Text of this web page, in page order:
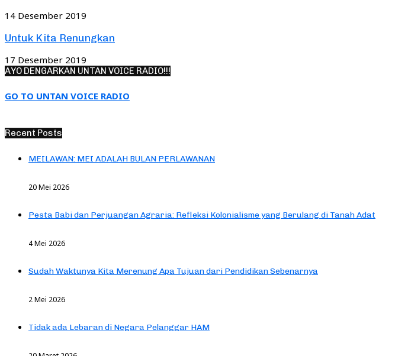
14 Desember 2019
Untuk Kita Renungkan
17 Desember 2019
AYO DENGARKAN UNTAN VOICE RADIO!!!
GO TO UNTAN VOICE RADIO
Recent Posts
MEILAWAN: MEI ADALAH BULAN PERLAWANAN
20 Mei 2026
Pesta Babi dan Perjuangan Agraria: Refleksi Kolonialisme yang Berulang di Tanah Adat
4 Mei 2026
Sudah Waktunya Kita Merenung Apa Tujuan dari Pendidikan Sebenarnya
2 Mei 2026
Tidak ada Lebaran di Negara Pelanggar HAM